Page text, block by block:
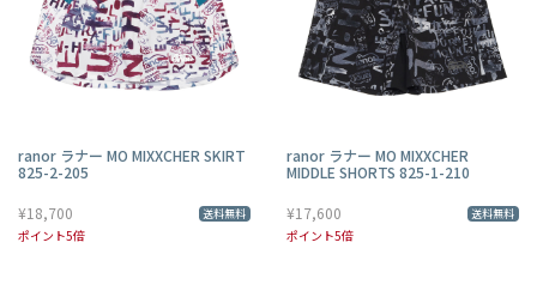
ranor ラナー MO MIXXCHER SKIRT
825-2-205
¥18,700 送料無料
ポイント5倍
ranor ラナー MO MIXXCHER
MIDDLE SHORTS 825-1-210
¥17,600 送料無料
ポイント5倍